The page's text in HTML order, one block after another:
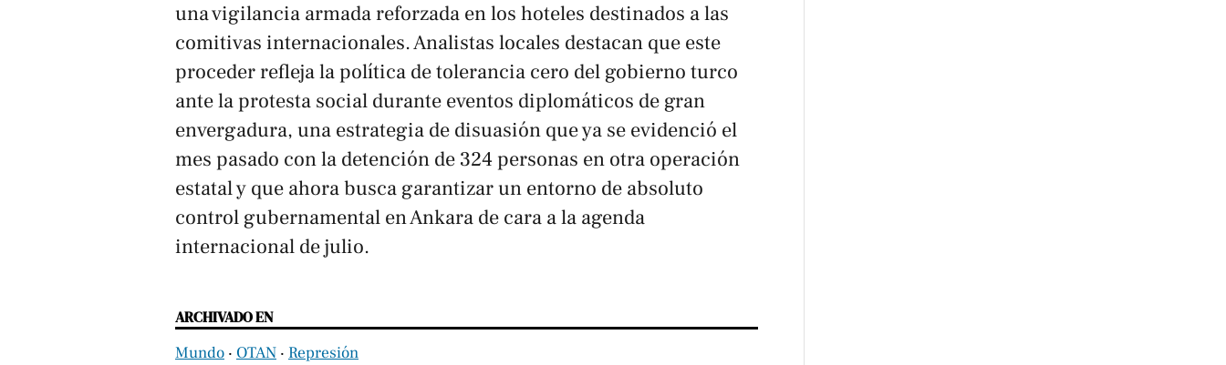
una vigilancia armada reforzada en los hoteles destinados a las
comitivas internacionales. Analistas locales destacan que este
proceder refleja la política de tolerancia cero del gobierno turco
ante la protesta social durante eventos diplomáticos de gran
envergadura, una estrategia de disuasión que ya se evidenció el
mes pasado con la detención de 324 personas en otra operación
estatal y que ahora busca garantizar un entorno de absoluto
control gubernamental en Ankara de cara a la agenda
internacional de julio.
ARCHIVADO EN
Mundo ‧ OTAN ‧ Represión